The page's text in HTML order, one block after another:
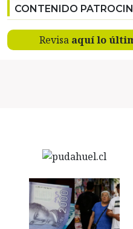
CONTENIDO
Revisa aquí lo